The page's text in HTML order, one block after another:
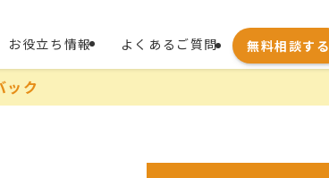
お役立ち情報 よくあるご質問 無料相談する
ック